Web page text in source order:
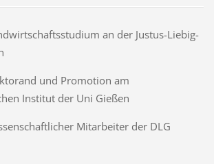
an der Justus-Liebig-
und Promotion am
Institut der Uni Gießen
Mitarbeiter der DLG